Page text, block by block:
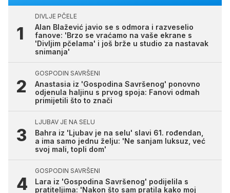
DIVLJE PČELE
Alan Blažević javio se s odmora i razveselio
fanove: 'Brzo se vraćamo na vaše ekrane s
'Divljim pčelama' i još brže u studio za nastavak
snimanja'
GOSPODIN SAVRŠENI
Anastasia iz 'Gospodina Savršenog' ponovno
odjenula haljinu s prvog spoja: Fanovi odmah
primijetili što to znači
LJUBAV JE NA SELU
Bahra iz 'Ljubav je na selu' slavi 61. rođendan,
a ima samo jednu želju: 'Ne sanjam luksuz, već
svoj mali, topli dom'
GOSPODIN SAVRŠENI
Lara iz 'Gospodina Savršenog' podijelila s
pratiteljima: 'Nakon što sam pratila kako moj